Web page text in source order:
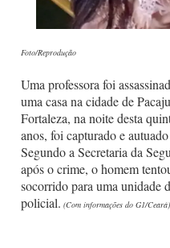
Foto/Reprodução
Uma professora foi
uma casa na cidade de
Fortaleza, na noite desta
anos, foi capturado e
Segundo a Secretaria da
após o crime, o homem
socorrido para uma unidade
policial. (Com informações do G1/Ceará)